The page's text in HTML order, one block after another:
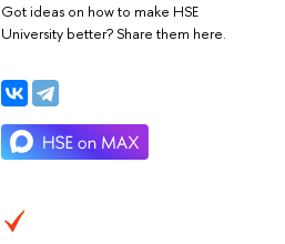
Got ideas on how to make HSE
University better? Share them here.